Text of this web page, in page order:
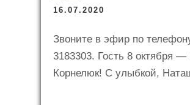
16.07.2020
Звоните в эфир по
3183303. Гость 8 октября —
Корнелюк! С улыбкой,